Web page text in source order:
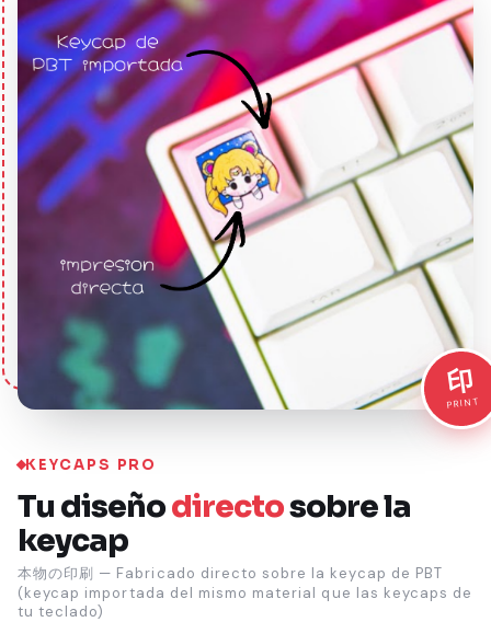
印
PRINT
KEYCAPS PRO
Tu diseñodirectosobre la
keycap
本物の印刷 — Fabricado directo sobre la keycap de PBT
(keycap importada del mismo material que las keycaps de
tu teclado)